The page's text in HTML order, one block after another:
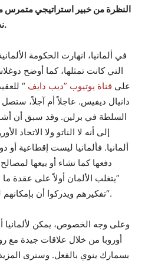
النظرة من خبير استراتيجي متمرس
نحن الألمان على وجه الخصوص.
في ألمانيا، انهارت الحكومة
التي كانت تمثلها، كما أوضح
على قناة يوتيوب ”ديب دايف “
دانيال ديفيس. عاجلاً أم آجلاً،
السلطة في برلين. وقد سبق أن
إلى أنه لا الناتو ولا الاتحاد
ألمانيا. فألمانيا ليست إقطاعية أو
دفعها كما تشاء أو بيعها
”يتغلب الألمان أولاً على عقدة
تفكيرهم ويدركوا أن بإمكانهم لعب دور قوي ومنتج في أوروبا“.
وعلى وجه الخصوص، يمكن لألمانيا
أوروبا من خلال علاقات جيدة مع
بسمارك ينوي بالفعل. وسنرى